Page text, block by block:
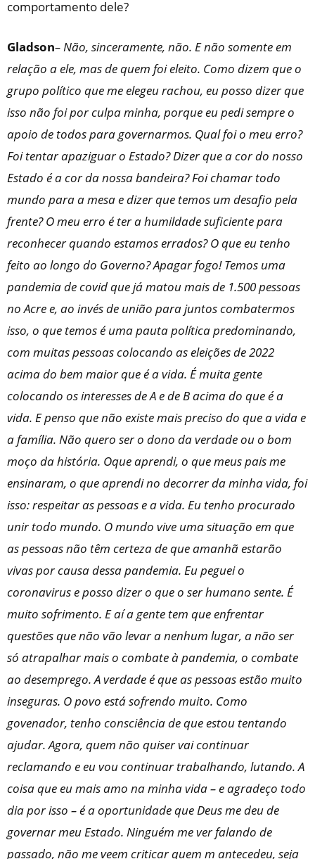
comportamento dele?
Gladson– Não, sinceramente, não. E não somente em
relação a ele, mas de quem foi eleito. Como dizem que o
grupo político que me elegeu rachou, eu posso dizer que
isso não foi por culpa minha, porque eu pedi sempre o
apoio de todos para governarmos. Qual foi o meu erro?
Foi tentar apaziguar o Estado? Dizer que a cor do nosso
Estado é a cor da nossa bandeira? Foi chamar todo
mundo para a mesa e dizer que temos um desafio pela
frente? O meu erro é ter a humildade suficiente para
reconhecer quando estamos errados? O que eu tenho
feito ao longo do Governo? Apagar fogo! Temos uma
pandemia de covid que já matou mais de 1.500 pessoas
no Acre e, ao invés de união para juntos combatermos
isso, o que temos é uma pauta política predominando,
com muitas pessoas colocando as eleições de 2022
acima do bem maior que é a vida. É muita gente
colocando os interesses de A e de B acima do que é a
vida. E penso que não existe mais preciso do que a vida e
a família. Não quero ser o dono da verdade ou o bom
moço da história. Oque aprendi, o que meus pais me
ensinaram, o que aprendi no decorrer da minha vida, foi
isso: respeitar as pessoas e a vida. Eu tenho procurado
unir todo mundo. O mundo vive uma situação em que
as pessoas não têm certeza de que amanhã estarão
vivas por causa dessa pandemia. Eu peguei o
coronavirus e posso dizer o que o ser humano sente. É
muito sofrimento. E aí a gente tem que enfrentar
questões que não vão levar a nenhum lugar, a não ser
só atrapalhar mais o combate à pandemia, o combate
ao desemprego. A verdade é que as pessoas estão muito
inseguras. O povo está sofrendo muito. Como
govenador, tenho consciência de que estou tentando
ajudar. Agora, quem não quiser vai continuar
reclamando e eu vou continuar trabalhando, lutando. A
coisa que eu mais amo na minha vida – e agradeço todo
dia por isso – é a oportunidade que Deus me deu de
governar meu Estado. Ninguém me ver falando de
passado, não me veem criticar quem m antecedeu, seja